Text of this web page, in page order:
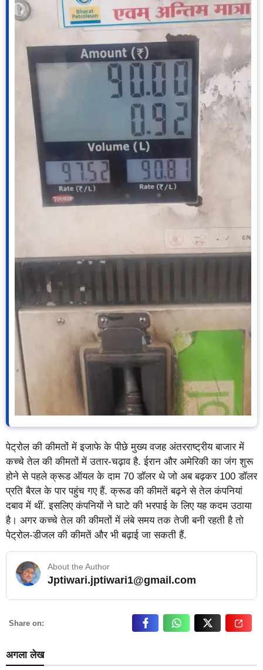
पेट्रोल की कीमतों में इजाफे के पीछे मुख्य वजह अंतरराष्ट्रीय बाजार में
कच्चे तेल की कीमतों में उतार-चढ़ाव है. ईरान और अमेरिकी का जंग शुरू
होने से पहले क्रूड ऑयल के दाम 70 डॉलर थे जो अब बढ़कर 100 डॉलर
प्रति बैरल के पार पहुंच गए हैं. क्रूड की कीमतें बढ़ने से तेल कंपनियां
दबाव में थीं. इसलिए कंपनियों ने घाटे की भरपाई के लिए यह कदम उठाया
है। अगर कच्चे तेल की कीमतों में लंबे समय तक तेजी बनी रहती है तो
पेट्रोल-डीजल की कीमतें और भी बढ़ाई जा सकती हैं.
About the Author
Jptiwari.jptiwari1@gmail.com… Read More
Share on:
अगला लेख